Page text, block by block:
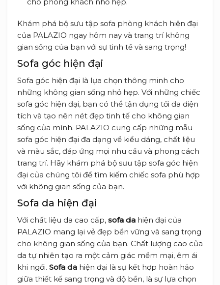
Khám phá bộ sưu tập sofa phòng khách hiện đại
của PALAZIO ngay hôm nay và trang trí không
gian sống của bạn với sự tinh tế và sang trọng!
Sofa góc hiện đại
Sofa góc hiện đại là lựa chọn thông minh cho
những không gian sống nhỏ hẹp. Với những chiếc
sofa góc hiện đại, bạn có thể tận dụng tối đa diện
tích và tạo nên nét đẹp tinh tế cho không gian
sống của mình. PALAZIO cung cấp những mẫu
sofa góc hiện đại đa dạng về kiểu dáng, chất liệu
và màu sắc, đáp ứng mọi nhu cầu và phong cách
trang trí. Hãy khám phá bộ sưu tập sofa góc hiện
đại của chúng tôi để tìm kiếm chiếc sofa phù hợp
với không gian sống của bạn.
Sofa da hiện đại
Với chất liệu da cao cấp, sofa da hiện đại của
PALAZIO mang lại vẻ đẹp bền vững và sang trọng
cho không gian sống của bạn. Chất lượng cao của
da tự nhiên tạo ra một cảm giác mềm mại, êm ái
khi ngồi. Sofa da hiện đại là sự kết hợp hoàn hảo
giữa thiết kế sang trọng và độ bền, là sự lựa chọn